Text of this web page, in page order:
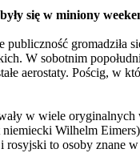
się w miniony
W sobotnim
aerostaty. Pościg,
w wiele
Wilhelm
to osoby znane